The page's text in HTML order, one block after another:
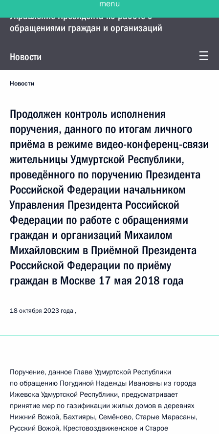
Управление Президента по работе с
обращениями граждан и организаций
Новости
Новости
Продолжен контроль исполнения
поручения, данного по итогам личного
приёма в режиме видео-конференц-связи
жительницы Удмуртской Республики,
проведённого по поручению Президента
Российской Федерации начальником
Управления Президента Российской
Федерации по работе с обращениями
граждан и организаций Михаилом
Михайловским в Приёмной Президента
Российской Федерации по приёму
граждан в Москве 17 мая 2018 года
18 октября 2023 года
Поручение, данное Главе Удмуртской Республики
по обращению Погудиной Надежды Ивановны из города
Ижевска Удмуртской Республики, предусматривает
принятие мер по газификации жилых домов в деревнях
Нижний Вожой, Бахтияры, Семёново, Старые Марасаны,
Русский Вожой, Крестовоздвиженское и Старое